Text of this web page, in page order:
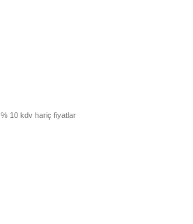
% 10 kdv hariç fiyatlar